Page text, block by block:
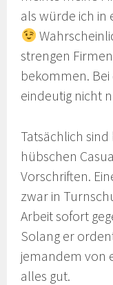
als würde ich in
strengen
bekommen.
eindeutig nicht
Tatsächlich
hübschen
Vorschriften.
zwar in
Arbeit sofort
Solang er
jemandem von
alles gut.